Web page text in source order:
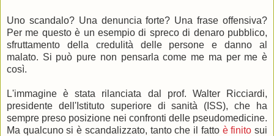
Uno scandalo? Una denuncia forte? Una frase offensiva?
Per me questo è un esempio di spreco di denaro pubblico,
sfruttamento della credulità delle persone e danno al
malato. Si può pure non pensarla come me ma per me è
così.
L'immagine è stata rilanciata dal prof. Walter Ricciardi,
presidente dell'Istituto superiore di sanità (ISS), che ha
sempre preso posizione nei confronti delle pseudomedicine.
Ma qualcuno si è scandalizzato, tanto che il fatto è finito sui